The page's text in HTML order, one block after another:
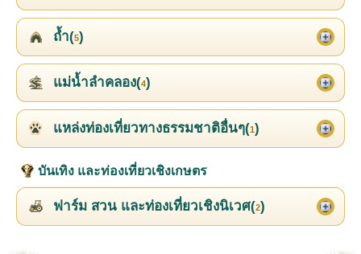
ถ้ำ(5)
แม่น้ำลำคลอง(4)
แหล่งท่องเที่ยวทางธรรมชาติอื่นๆ(1)
บันเทิง และท่องเที่ยวเชิงเกษตร
ฟาร์ม สวน และท่องเที่ยวเชิงนิเวศ(2)